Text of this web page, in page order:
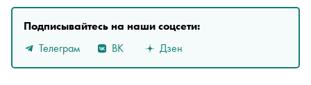
Подписывайтесь на наши соцсети:
Телеграм
ВК Дзен